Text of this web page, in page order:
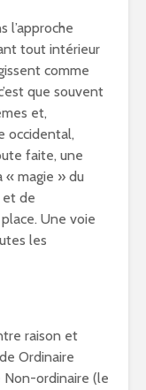
l’approche
tout intérieur
comme
que souvent
et,
occidental,
faite, une
magie » du
et de
Une voie
les
raison et
Ordinaire
Non-ordinaire (le